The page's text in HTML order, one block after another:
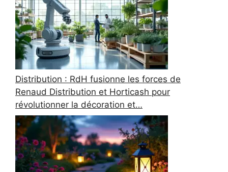
Distribution : RdH fusionne les forces de
Renaud Distribution et Horticash pour
révolutionner la décoration et…